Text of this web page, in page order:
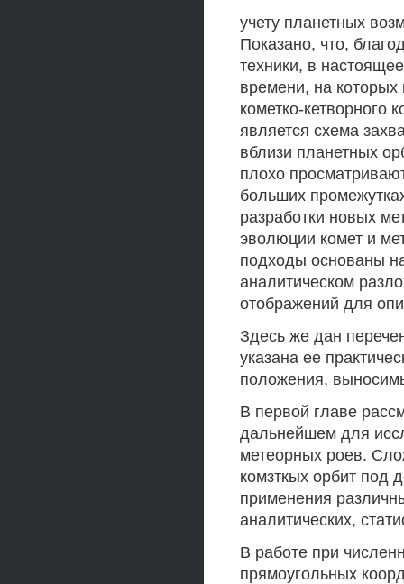
учету планетных
Показано, что,
техники, в
времени, на
кометко-кетворного
является схема
вблизи планетных
плохо
больших
разработки новых
эволюции комет и
подходы основаны
аналитическом
отображений для
Здесь же дан
указана ее
положения,
В первой главе
дальнейшем для
метеорных роев.
комзткых орбит под
применения
аналитических,
В работе при
прямоугольных